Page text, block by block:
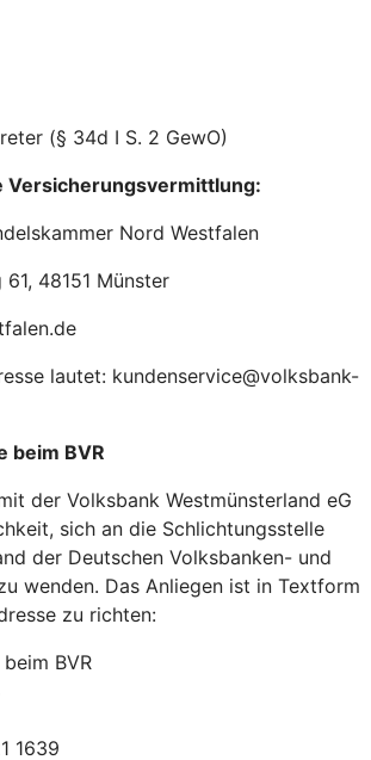
(§ 34d I S. 2 GewO)
Versicherungsvermittlung:
Nord Westfalen
48151 Münster
lautet: kundenservice@volksbank-
beim BVR
der Volksbank Westmünsterland eG
sich an die Schlichtungsstelle
der Deutschen Volksbanken- und
wenden. Das Anliegen ist in Textform
zu richten:
BVR
1639